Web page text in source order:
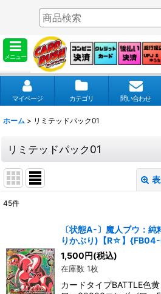
メニュー
マイページ カテゴリ 問い合わせ
ホーム > リミテッドパック01
リミテッドパック01
並び順:
絞り込む
45件
〔状態A-〕魔人ブウ：
りかぶり)【R☆】
1,500 円(税込)
在庫数 1枚
カードタイプBATTLE色